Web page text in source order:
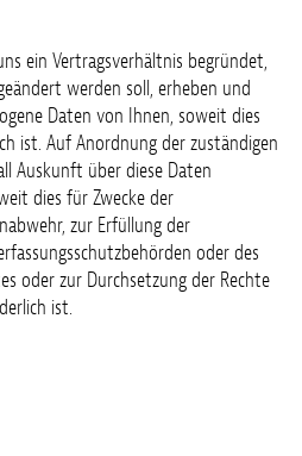
ein Vertragsverhältnis begründet,
werden soll, erheben und
Daten von Ihnen, soweit dies
ist. Auf Anordnung der zuständigen
Auskunft über diese Daten
dies für Zwecke der
zur Erfüllung der
oder des
oder zur Durchsetzung der Rechte
ist.